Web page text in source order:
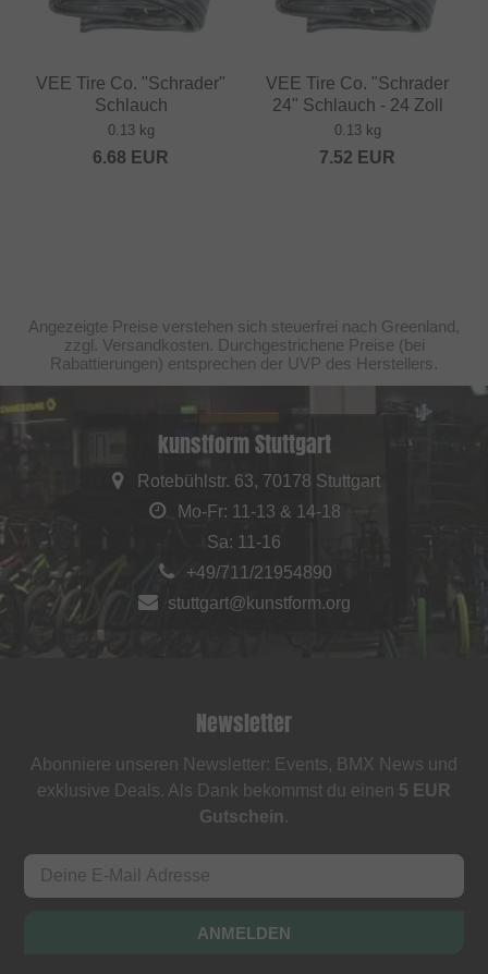
VEE Tire Co. "Schrader"
Schlauch
0.13 kg
6.68 EUR
VEE Tire Co. "Schrader
24" Schlauch - 24 Zoll
0.13 kg
7.52 EUR
Angezeigte Preise verstehen sich steuerfrei nach Greenland,
zzgl. Versandkosten. Durchgestrichene Preise (bei
Rabattierungen) entsprechen der UVP des Herstellers.
kunstform Stuttgart
Rotebühlstr. 63, 70178 Stuttgart
Mo-Fr: 11-13 & 14-18
Sa: 11-16
+49/711/21954890
stuttgart@kunstform.org
Newsletter
Abonniere unseren Newsletter: Events, BMX News und
exklusive Deals. Als Dank bekommst du einen 5 EUR
Gutschein.
ANMELDEN